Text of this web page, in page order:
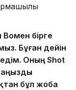
Вомен бірге
Бұған дейін
Оның Shot
бұл жоба